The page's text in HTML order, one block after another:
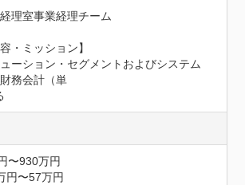
理室事業経理チーム
・ミッション】
ーション・セグメントおよびシステム
務会計（単
〜930万円
円〜57万円